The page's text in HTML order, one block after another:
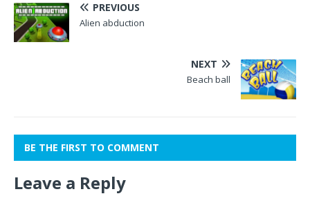
PREVIOUS
Alien abduction
NEXT
Beach ball
BE THE FIRST TO COMMENT
Leave a Reply